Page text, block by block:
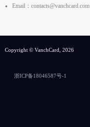
Email：contacts@vanchcard.com
Copyright © VanchCard, 2026
浙ICP备18046587号-1